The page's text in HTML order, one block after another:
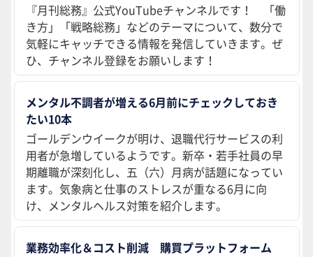
『月刊総務』公式YouTubeチャンネルです！ 「働
き方」「戦略総務」などのテーマについて、数分で
気軽にキャッチできる情報を発信していきます。ぜ
ひ、チャンネル登録をお願いします！
メンタル不調者が増える6月前にチェックしておき
たい10本
ゴールデンウイークが明け、退職代行サービスの利
用者が急増しているようです。新卒・若手社員の早
期離職が深刻化し、五（六）月病が話題になってい
ます。気象病と仕事のストレスが重なる6月に向
け、メンタルヘルス対策を紹介します。
業務効率化＆コスト削減 購買プラットフォーム